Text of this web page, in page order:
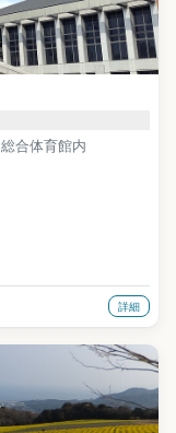
合体育館内
） 詳細